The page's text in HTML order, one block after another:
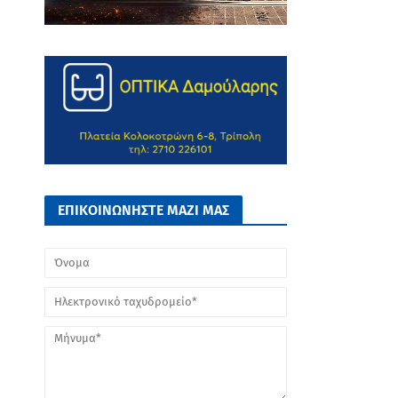
ΕΠΙΚΟΙΝΩΝΗΣΤΕ ΜΑΖΙ ΜΑΣ